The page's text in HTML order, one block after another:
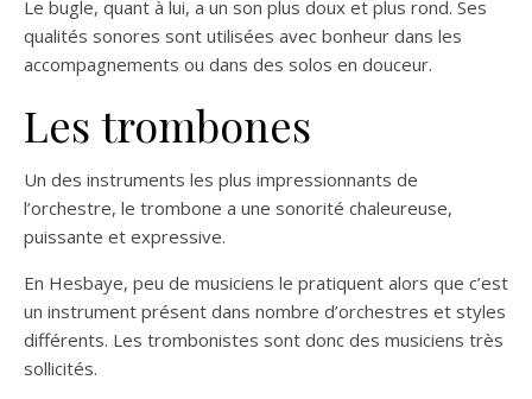
Le bugle, quant à lui, a un son plus doux et plus rond. Ses
qualités sonores sont utilisées avec bonheur dans les
accompagnements ou dans des solos en douceur.
Les trombones
Un des instruments les plus impressionnants de
l’orchestre, le trombone a une sonorité chaleureuse,
puissante et expressive.
En Hesbaye, peu de musiciens le pratiquent alors que c’est
un instrument présent dans nombre d’orchestres et styles
différents. Les trombonistes sont donc des musiciens très
sollicités.